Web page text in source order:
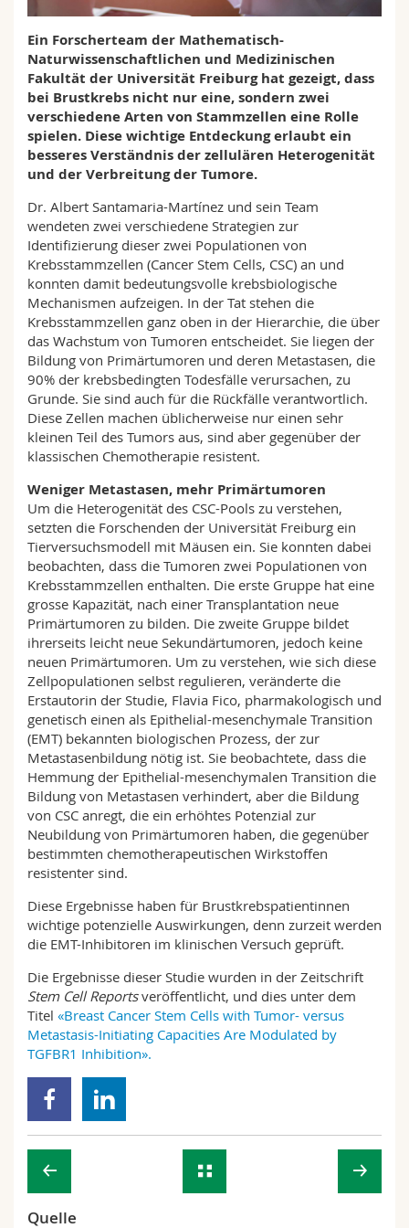
Math.-Nat. und Med. Fak.
Interfakultär
Mitarbeitende
Doktorierende
Webmail
Vorlesungsverzeichnis
MyUnifr
Ein Forscherteam der Mathematisch-
Naturwissenschaftlichen und Medizinischen
Fakultät der Universität Freiburg hat gezeigt, dass
bei Brustkrebs nicht nur eine, sondern zwei
verschiedene Arten von Stammzellen eine Rolle
spielen. Diese wichtige Entdeckung erlaubt ein
besseres Verständnis der zellulären Heterogenität
und der Verbreitung der Tumore.
Dr. Albert Santamaria-Martínez und sein Team
wendeten zwei verschiedene Strategien zur
Identifizierung dieser zwei Populationen von
Krebsstammzellen (Cancer Stem Cells, CSC) an und
konnten damit bedeutungsvolle krebsbiologische
Mechanismen aufzeigen. In der Tat stehen die
Krebsstammzellen ganz oben in der Hierarchie, die über
das Wachstum von Tumoren entscheidet. Sie liegen der
Bildung von Primärtumoren und deren Metastasen, die
90% der krebsbedingten Todesfälle verursachen, zu
Grunde. Sie sind auch für die Rückfälle verantwortlich.
Diese Zellen machen üblicherweise nur einen sehr
kleinen Teil des Tumors aus, sind aber gegenüber der
klassischen Chemotherapie resistent.
Weniger Metastasen, mehr Primärtumoren
Um die Heterogenität des CSC-Pools zu verstehen,
setzten die Forschenden der Universität Freiburg ein
Tierversuchsmodell mit Mäusen ein. Sie konnten dabei
beobachten, dass die Tumoren zwei Populationen von
Krebsstammzellen enthalten. Die erste Gruppe hat eine
grosse Kapazität, nach einer Transplantation neue
Primärtumoren zu bilden. Die zweite Gruppe bildet
ihrerseits leicht neue Sekundärtumoren, jedoch keine
neuen Primärtumoren. Um zu verstehen, wie sich diese
Zellpopulationen selbst regulieren, veränderte die
Erstautorin der Studie, Flavia Fico, pharmakologisch und
genetisch einen als Epithelial-mesenchymale Transition
(EMT) bekannten biologischen Prozess, der zur
Metastasenbildung nötig ist. Sie beobachtete, dass die
Hemmung der Epithelial-mesenchymalen Transition die
Bildung von Metastasen verhindert, aber die Bildung
von CSC anregt, die ein erhöhtes Potenzial zur
Neubildung von Primärtumoren haben, die gegenüber
bestimmten chemotherapeutischen Wirkstoffen
resistenter sind.
Diese Ergebnisse haben für Brustkrebspatientinnen
wichtige potenzielle Auswirkungen, denn zurzeit werden
die EMT-Inhibitoren im klinischen Versuch geprüft.
Die Ergebnisse dieser Studie wurden in der Zeitschrift
Stem Cell Reportsveröffentlicht, und dies unter dem
Titel «Breast Cancer Stem Cells with Tumor- versus
Metastasis-Initiating Capacities Are Modulated by
TGFBR1 Inhibition».
Quelle